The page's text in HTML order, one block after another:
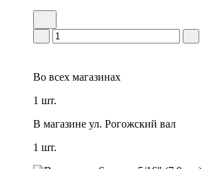
Во всех магазинах
1 шт.
В магазине ул. Рогожский вал
1 шт.